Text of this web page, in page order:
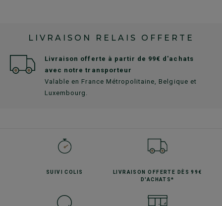
LIVRAISON RELAIS OFFERTE
Livraison offerte à partir de 99€ d'achats
avec notre transporteur
Valable en France Métropolitaine, Belgique et
Luxembourg.
SUIVICOLIS LIVRAISON OFFERTE
DÈS 99€
D'ACHATS*